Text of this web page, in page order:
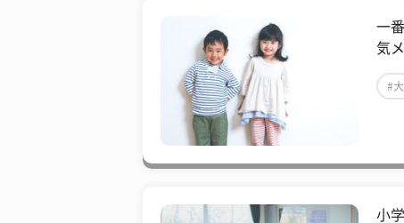
一
気
#
小